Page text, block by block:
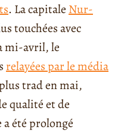
. La capitale Nur-
touchées avec
mi-avril, le
relayées par le média
trad en mai,
qualité et de
été prolongé